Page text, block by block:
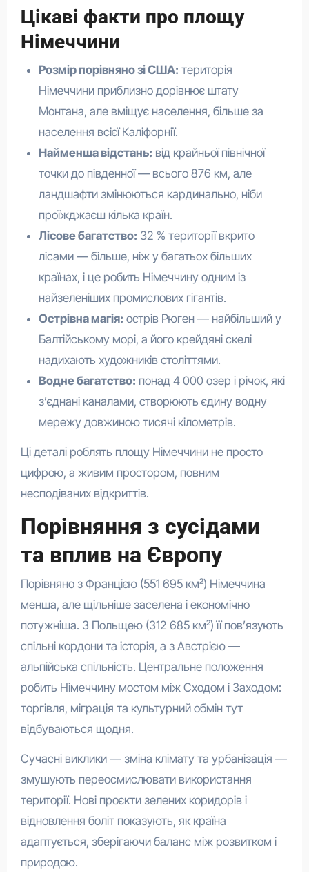
Цікаві факти про площу
Німеччини
Розмір порівняно зі США: територія
Німеччини приблизно дорівнює штату
Монтана, але вміщує населення, більше за
населення всієї Каліфорнії.
Найменша відстань: від крайньої північної
точки до південної — всього 876 км, але
ландшафти змінюються кардинально, ніби
проїжджаєш кілька країн.
Лісове багатство: 32 % території вкрито
лісами — більше, ніж у багатьох більших
країнах, і це робить Німеччину одним із
найзеленіших промислових гігантів.
Острівна магія: острів Рюген — найбільший у
Балтійському морі, а його крейдяні скелі
надихають художників століттями.
Водне багатство: понад 4 000 озер і річок, які
з’єднані каналами, створюють єдину водну
мережу довжиною тисячі кілометрів.
Ці деталі роблять площу Німеччини не просто
цифрою, а живим простором, повним
несподіваних відкриттів.
Порівняння з сусідами
та вплив на Європу
Порівняно з Францією (551 695 км²) Німеччина
менша, але щільніше заселена і економічно
потужніша. З Польщею (312 685 км²) її пов’язують
спільні кордони та історія, а з Австрією —
альпійська спільність. Центральне положення
робить Німеччину мостом між Сходом і Заходом:
торгівля, міграція та культурний обмін тут
відбуваються щодня.
Сучасні виклики — зміна клімату та урбанізація —
змушують переосмислювати використання
території. Нові проєкти зелених коридорів і
відновлення боліт показують, як країна
адаптується, зберігаючи баланс між розвитком і
природою.